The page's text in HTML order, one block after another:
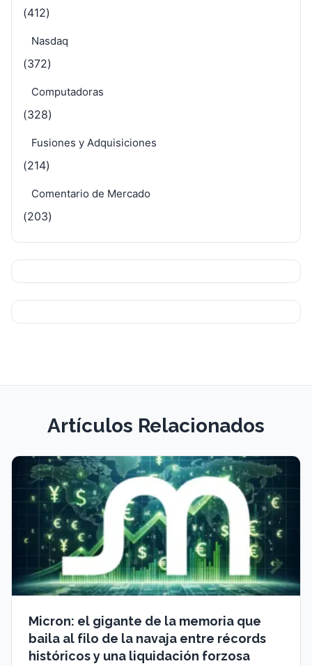
(412)
Nasdaq
(372)
Computadoras
(328)
Fusiones y Adquisiciones
(214)
Comentario de Mercado
(203)
Artículos Relacionados
Micron: el gigante de la memoria que
baila al filo de la navaja entre récords
históricos y una liquidación forzosa